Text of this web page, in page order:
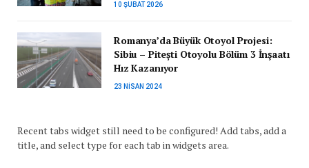
10 ŞUBAT 2026
Romanya’da Büyük Otoyol Projesi:
Sibiu – Pitești Otoyolu Bölüm 3 İnşaatı
Hız Kazanıyor
23 NISAN 2024
Recent tabs widget still need to be configured! Add tabs, add a
title, and select type for each tab in widgets area.